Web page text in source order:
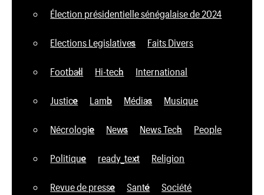
Élection présidentielle sénégalaise de 2024
Elections Legislatives Faits Divers
Football Hi-tech International
Justice Lamb Médias Musique
Nécrologie News News Tech People
Politique ready_text Religion
Revue de presse Santé Société